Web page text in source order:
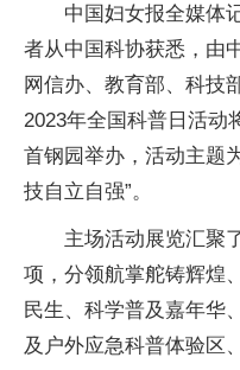
中国妇女报全媒体
者从中国科协获悉，由
网信办、教育部、科技
2023年全国科普日活动
首钢园举办，活动主题
技自立自强”。
主场活动展览汇聚
项，分领航掌舵铸辉煌
民生、科学普及嘉年华
及户外应急科普体验区